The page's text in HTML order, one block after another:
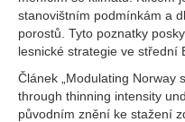
stanovištním podmínkám a
porostů. Tyto poznatky
lesnické strategie ve střední
Článek „Modulating Norway
through thinning intensity
původním znění ke stažení